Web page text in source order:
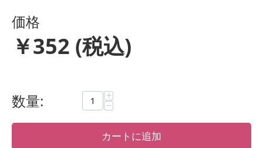
価格
￥352 (税込)
数量: +
−
カートに追加